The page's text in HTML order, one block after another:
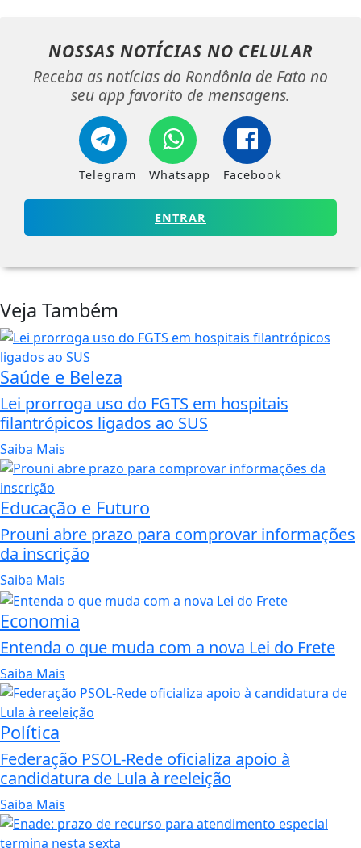
NOSSAS NOTÍCIAS NO CELULAR
Receba as notícias do Rondônia de Fato no
seu app favorito de mensagens.
Telegram Whatsapp Facebook
ENTRAR
Veja Também
Saúde e Beleza
Lei prorroga uso do FGTS em hospitais
filantrópicos ligados ao SUS
Saiba Mais
Educação e Futuro
Prouni abre prazo para comprovar informações
da inscrição
Saiba Mais
Economia
Entenda o que muda com a nova Lei do Frete
Saiba Mais
Política
Federação PSOL-Rede oficializa apoio à
candidatura de Lula à reeleição
Saiba Mais